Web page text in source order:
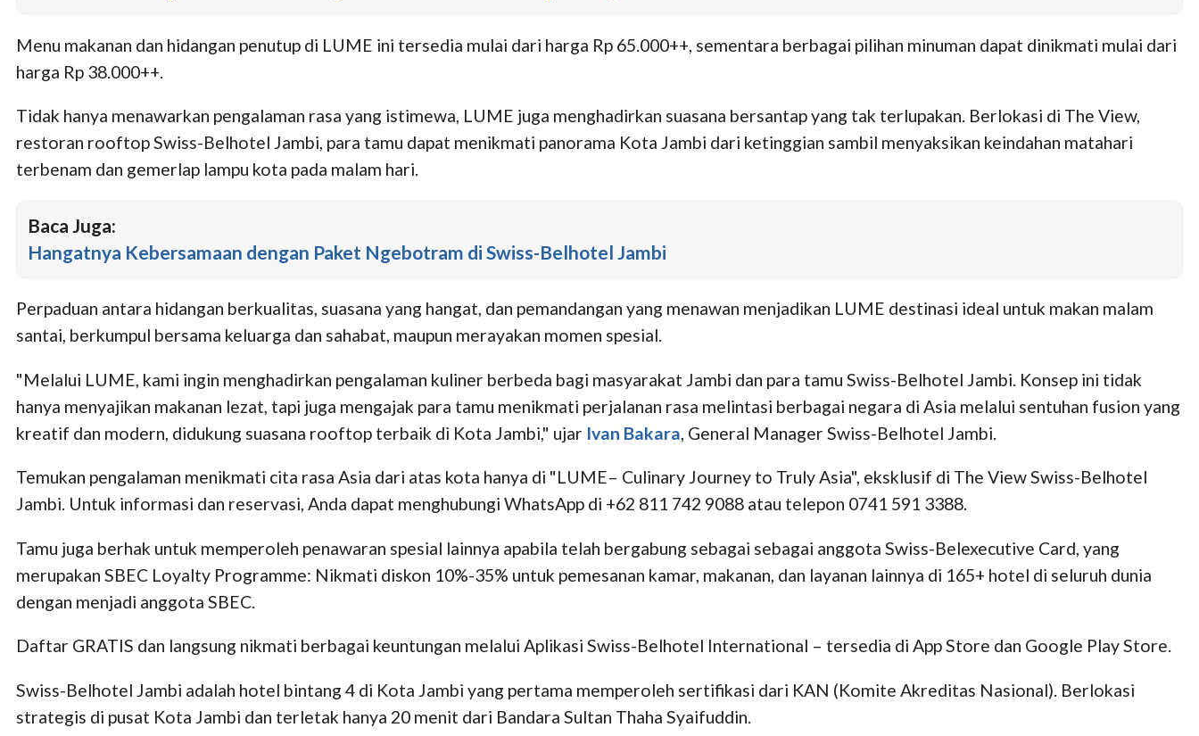
Menu makanan dan hidangan penutup di LUME ini tersedia mulai dari harga Rp 65.000++, sementara berbagai pilihan minuman dapat dinikmati mulai dari
harga Rp 38.000++.
Tidak hanya menawarkan pengalaman rasa yang istimewa, LUME juga menghadirkan suasana bersantap yang tak terlupakan. Berlokasi di The View,
restoran rooftop Swiss-Belhotel Jambi, para tamu dapat menikmati panorama Kota Jambi dari ketinggian sambil menyaksikan keindahan matahari
terbenam dan gemerlap lampu kota pada malam hari.
Baca Juga:
Hangatnya Kebersamaan dengan Paket Ngebotram di Swiss-Belhotel Jambi
Perpaduan antara hidangan berkualitas, suasana yang hangat, dan pemandangan yang menawan menjadikan LUME destinasi ideal untuk makan malam
santai, berkumpul bersama keluarga dan sahabat, maupun merayakan momen spesial.
"Melalui LUME, kami ingin menghadirkan pengalaman kuliner berbeda bagi masyarakat Jambi dan para tamu Swiss-Belhotel Jambi. Konsep ini tidak
hanya menyajikan makanan lezat, tapi juga mengajak para tamu menikmati perjalanan rasa melintasi berbagai negara di Asia melalui sentuhan fusion yang
kreatif dan modern, didukung suasana rooftop terbaik di Kota Jambi," ujar Ivan Bakara , General Manager Swiss-Belhotel Jambi.
Temukan pengalaman menikmati cita rasa Asia dari atas kota hanya di "LUME– Culinary Journey to Truly Asia", eksklusif di The View Swiss-Belhotel
Jambi. Untuk informasi dan reservasi, Anda dapat menghubungi WhatsApp di +62 811 742 9088 atau telepon 0741 591 3388.
Tamu juga berhak untuk memperoleh penawaran spesial lainnya apabila telah bergabung sebagai sebagai anggota Swiss-Belexecutive Card, yang
merupakan SBEC Loyalty Programme: Nikmati diskon 10%-35% untuk pemesanan kamar, makanan, dan layanan lainnya di 165+ hotel di seluruh dunia
dengan menjadi anggota SBEC.
Daftar GRATIS dan langsung nikmati berbagai keuntungan melalui Aplikasi Swiss-Belhotel International – tersedia di App Store dan Google Play Store.
Swiss-Belhotel Jambi adalah hotel bintang 4 di Kota Jambi yang pertama memperoleh sertifikasi dari KAN (Komite Akreditas Nasional). Berlokasi
strategis di pusat Kota Jambi dan terletak hanya 20 menit dari Bandara Sultan Thaha Syaifuddin.